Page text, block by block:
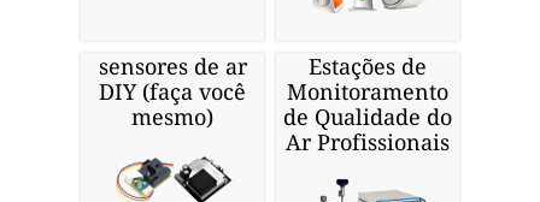
sensores de ar
DIY (faça você
mesmo)
Estações de
Monitoramento
de Qualidade do
Ar Profissionais